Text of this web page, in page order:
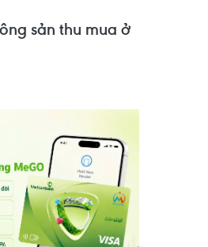
sản thu mua ở